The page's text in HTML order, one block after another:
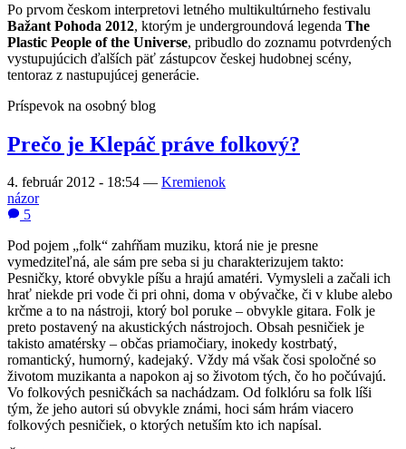
Po prvom českom interpretovi letného multikultúrneho festivalu
Bažant Pohoda 2012, ktorým je undergroundová legenda The
Plastic People of the Universe, pribudlo do zoznamu potvrdených
vystupujúcich ďalších päť zástupcov českej hudobnej scény,
tentoraz z nastupujúcej generácie.
Príspevok na osobný blog
Prečo je Klepáč práve folkový?
4. február 2012 - 18:54 — Kremienok
názor
5
Pod pojem „folk“ zahŕňam muziku, ktorá nie je presne
vymedziteľná, ale sám pre seba si ju charakterizujem takto:
Pesničky, ktoré obvykle píšu a hrajú amatéri. Vymysleli a začali ich
hrať niekde pri vode či pri ohni, doma v obývačke, či v klube alebo
krčme a to na nástroji, ktorý bol poruke – obvykle gitara. Folk je
preto postavený na akustických nástrojoch. Obsah pesničiek je
takisto amatérsky – občas priamočiary, inokedy kostrbatý,
romantický, humorný, kadejaký. Vždy má však čosi spoločné so
životom muzikanta a napokon aj so životom tých, čo ho počúvajú.
Vo folkových pesničkách sa nachádzam. Od folklóru sa folk líši
tým, že jeho autori sú obvykle známi, hoci sám hrám viacero
folkových pesničiek, o ktorých netuším kto ich napísal.